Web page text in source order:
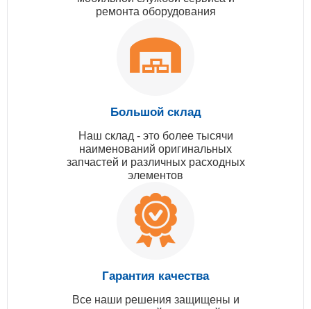
ремонта оборудования
Большой склад
Наш склад - это более тысячи
наименований оригинальных
запчастей и различных расходных
элементов
Гарантия качества
Все наши решения защищены и